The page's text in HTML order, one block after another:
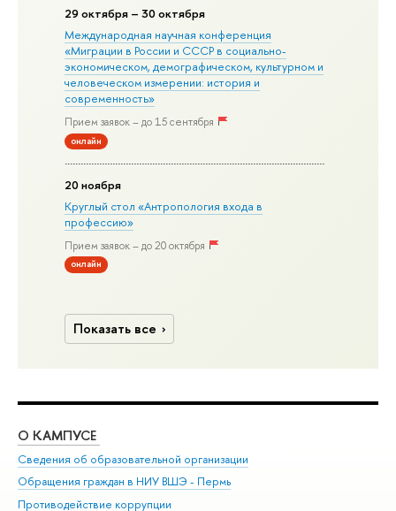
29 октября – 30 октября
Международная научная конференция
«Миграции в Росcии и СССР в социально-
экономическом, демографическом, культурном и
человеческом измерении: история и
современность»
Прием заявок – до 15 сентября
онлайн
20 ноября
Круглый стол «Антропология входа в
профессию»
Прием заявок – до 20 октября
онлайн
Показать все
О КАМПУСЕ
Сведения об образовательной организации
Обращения граждан в НИУ ВШЭ - Пермь
Противодействие коррупции